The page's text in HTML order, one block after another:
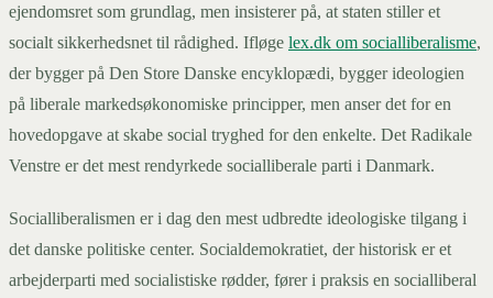
ejendomsret som grundlag, men insisterer på, at staten stiller et
socialt sikkerhedsnet til rådighed. Ifløge lex.dk om socialliberalisme,
der bygger på Den Store Danske encyklopædi, bygger ideologien
på liberale markedsøkonomiske principper, men anser det for en
hovedopgave at skabe social tryghed for den enkelte. Det Radikale
Venstre er det mest rendyrkede socialliberale parti i Danmark.
Socialliberalismen er i dag den mest udbredte ideologiske tilgang i
det danske politiske center. Socialdemokratiet, der historisk er et
arbejderparti med socialistiske rødder, fører i praksis en socialliberal